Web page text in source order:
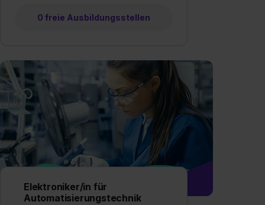
0 freie Ausbildungsstellen
Elektroniker/in für
Automatisierungstechnik